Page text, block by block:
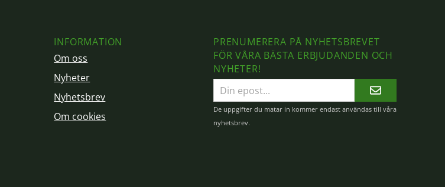
INFORMATION
Om oss
Nyheter
Nyhetsbrev
Om cookies
PRENUMERERA PÅ NYHETSBREVET
FÖR VÅRA BÄSTA ERBJUDANDEN OCH
NYHETER!
E-
postadress
De uppgifter du matar in kommer endast användas till våra
nyhetsbrev.